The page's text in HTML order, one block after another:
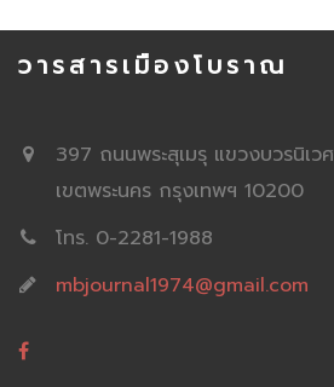
วารสารเมืองโบราณ
397 ถนนพระสุเมรุ แขวงบวรนิเวศ
เขตพระนคร กรุงเทพฯ 10200
โทร. 0-2281-1988
mbjournal1974@gmail.com